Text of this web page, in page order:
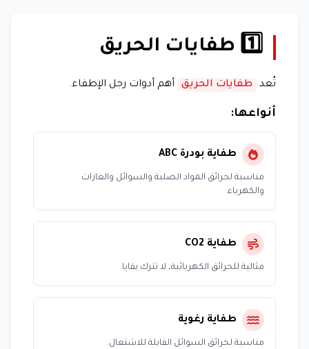
1️⃣ طفايات الحريق
تُعد طفايات الحريق أهم أدوات رجل الإطفاء.
أنواعها:
طفاية بودرة ABC
مناسبة لحرائق المواد الصلبة والسوائل والغازات
والكهرباء.
طفاية CO2
مثالية للحرائق الكهربائية، لا تترك بقايا.
طفاية رغوية
مناسبة لحرائق السوائل القابلة للاشتعال.